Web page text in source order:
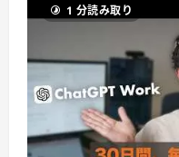
1 分読み取り